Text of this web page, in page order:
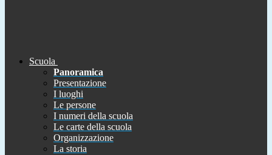
Scuola
Panoramica
Presentazione
I luoghi
Le persone
I numeri della scuola
Le carte della scuola
Organizzazione
La storia